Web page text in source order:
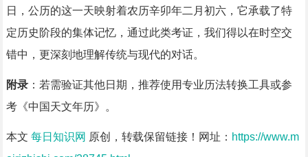
日，公历的这一天映射着农历辛卯年二月初六，它承载了特
定历史阶段的集体记忆，通过此类考证，我们得以在时空交
错中，更深刻地理解传统与现代的对话。
附录：若需验证其他日期，推荐使用专业历法转换工具或参
考《中国天文年历》。
本文 每日知识网 原创，转载保留链接！网址： https://www.m